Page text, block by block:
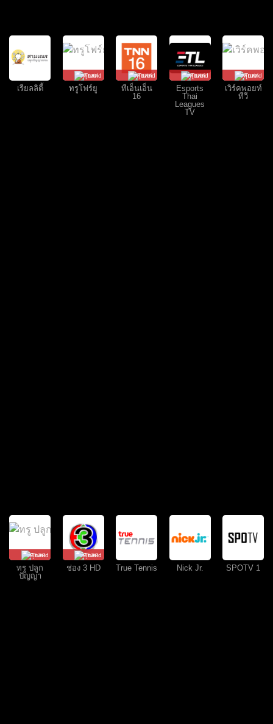
เรียลลิตี้
คุยสด
ทรูโฟร์ยู
คุยสด
ทีเอ็นเอ็น
16
คุยสด
Esports
Thai
Leagues
TV
คุยสด
เวิร์คพอยท์
ทีวี
คุยสด
ทรู ปลูก
ปัญญา
คุยสด
ช่อง 3 HD True Tennis Nick Jr. SPOTV 1